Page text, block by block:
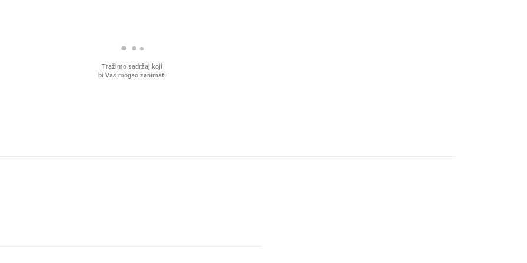
Tražimo sadržaj koji
bi Vas mogao zanimati